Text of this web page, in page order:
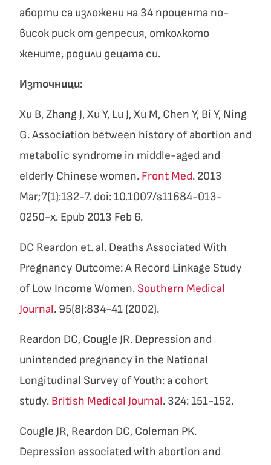
аборти са изложени на 34 процента по-
висок риск от депресия, отколкото
жените, родили децата си.
Източници:
Xu B, Zhang J, Xu Y, Lu J, Xu M, Chen Y, Bi Y, Ning
G. Association between history of abortion and
metabolic syndrome in middle-aged and
elderly Chinese women. Front Med. 2013
Mar;7(1):132-7. doi: 10.1007/s11684-013-
0250-x. Epub 2013 Feb 6.
DC Reardon et. al. Deaths Associated With
Pregnancy Outcome: A Record Linkage Study
of Low Income Women. Southern Medical
Journal. 95(8):834-41 (2002).
Reardon DC, Cougle JR. Depression and
unintended pregnancy in the National
Longitudinal Survey of Youth: a cohort
study. British Medical Journal. 324: 151-152.
Cougle JR, Reardon DC, Coleman PK.
Depression associated with abortion and